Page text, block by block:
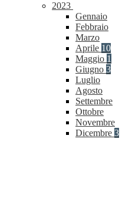
2023
Gennaio
Febbraio
Marzo
Aprile 10
Maggio 1
Giugno 3
Luglio
Agosto
Settembre
Ottobre
Novembre
Dicembre 3